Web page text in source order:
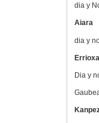
dia y
Aiara
dia y
Errioxa
Dia y